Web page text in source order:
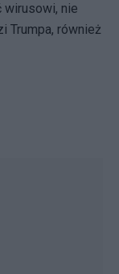
wirusowi, nie
Trumpa, również